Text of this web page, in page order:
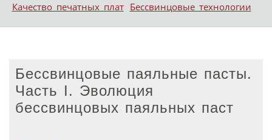
Качество печатных плат Бессвинцовые технологии
Бессвинцовые паяльные пасты.
Часть I. Эволюция
бессвинцовых паяльных паст